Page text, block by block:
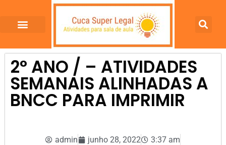
2° ANO / – ATIVIDADES
SEMANAIS ALINHADAS A
BNCC PARA IMPRIMIR
admin junho 28, 2022
3:37 am